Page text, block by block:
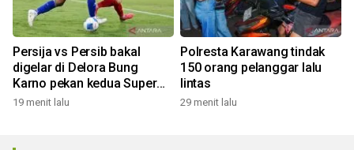
Persija vs Persib bakal
digelar di Delora Bung
Karno pekan kedua Super
League
19 menit lalu
Polresta Karawang tindak
150 orang pelanggar lalu
lintas
29 menit lalu